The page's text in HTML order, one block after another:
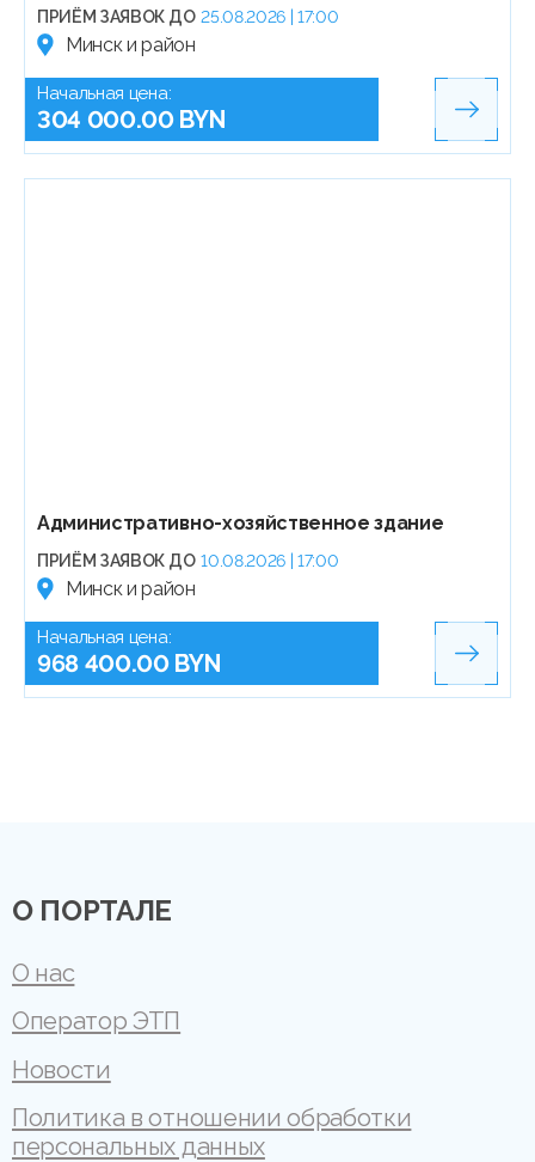
ПРИЁМ ЗАЯВОК ДО 25.08.2026 | 17:00
Минск и район
Начальная цена:
304 000.00 BYN
Административно-хозяйственное здание
ПРИЁМ ЗАЯВОК ДО 10.08.2026 | 17:00
Минск и район
Начальная цена:
968 400.00 BYN
О ПОРТАЛЕ
О нас
Оператор ЭТП
Новости
Политика в отношении обработки
персональных данных